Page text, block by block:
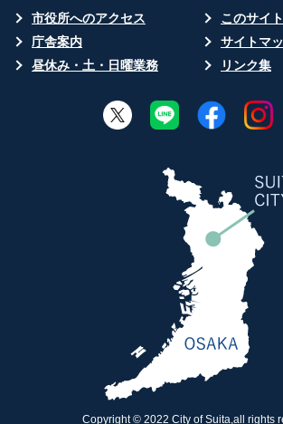
市役所へのアクセス
このサイ
庁舎案内
サイトマ
昼休み・土・日曜業務
リンク集
Copyright © 2022 City of Suita,all rights